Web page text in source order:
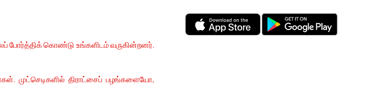
போர்த்திக் கொண்டு உங்களிடம் வருகின்றனர்.
திராட்சைப் பழங்களையோ,